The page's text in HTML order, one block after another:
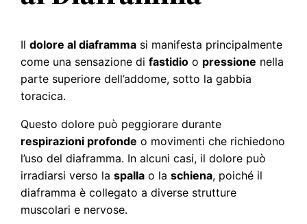
Ildolore al diaframma si manifesta principalmente
come una sensazione difastidio o pressione nella
parte superiore dell’addome, sotto la gabbia
toracica.
Questo dolore può peggiorare durante
respirazioni profonde o movimenti che richiedono
l’uso del diaframma. In alcuni casi, il dolore può
irradiarsi verso laspalla o laschiena, poiché il
diaframma è collegato a diverse strutture
muscolari e nervose.